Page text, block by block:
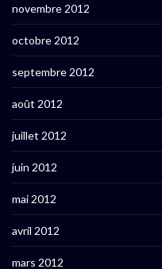
novembre 2012
octobre 2012
septembre 2012
août 2012
juillet 2012
juin 2012
mai 2012
avril 2012
mars 2012